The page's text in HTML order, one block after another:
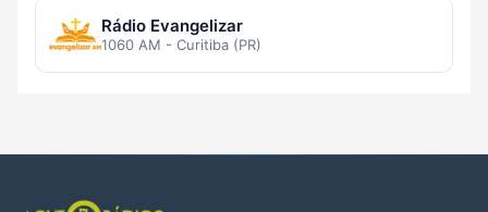
Rádio Evangelizar
1060 AM - Curitiba (PR)